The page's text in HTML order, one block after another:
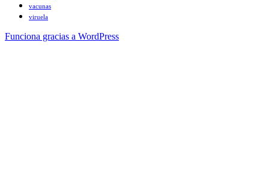
vacunas
viruela
Funciona gracias a WordPress